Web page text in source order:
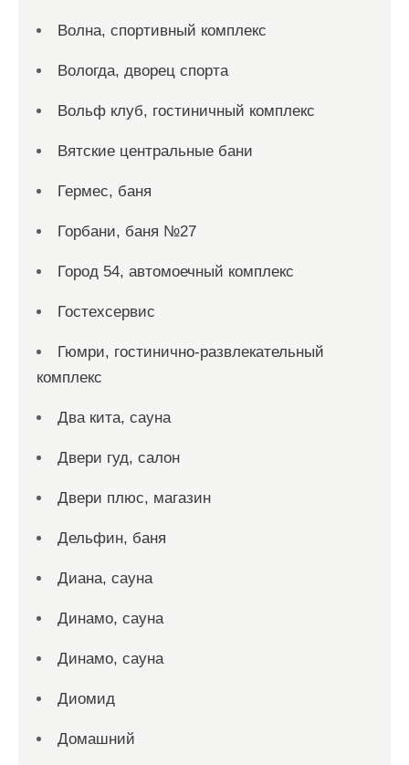
Волна, спортивный комплекс
Вологда, дворец спорта
Вольф клуб, гостиничный комплекс
Вятские центральные бани
Гермес, баня
Горбани, баня №27
Город 54, автомоечный комплекс
Гостехсервис
Гюмри, гостинично-развлекательный
комплекс
Два кита, сауна
Двери гуд, салон
Двери плюс, магазин
Дельфин, баня
Диана, сауна
Динамо, сауна
Динамо, сауна
Диомид
Домашний